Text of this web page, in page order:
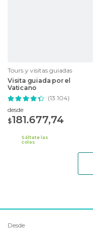
Tours y visitas guiadas
Visita guiada por el
Vaticano
(13.104)
desde
$181.677,74
Sáltate las
colas
Desde